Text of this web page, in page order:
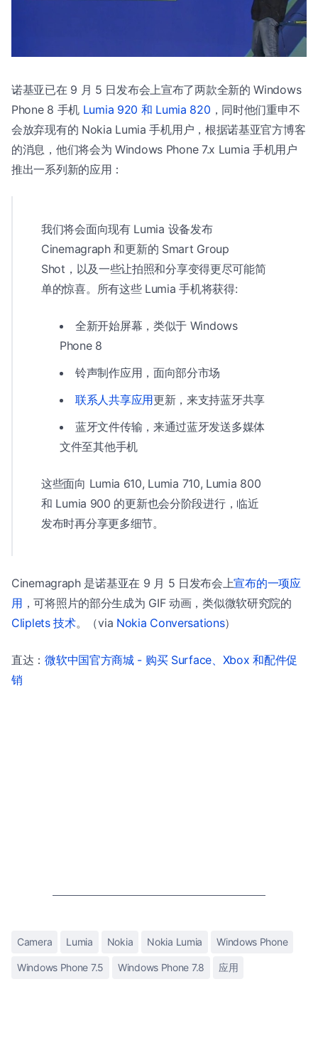
诺基亚已在 9 月 5 日发布会上宣布了两款全新的 Windows
Phone 8 手机 Lumia 920 和 Lumia 820 ，同时他们重申不
会放弃现有的 Nokia Lumia 手机用户，根据诺基亚官方博客
的消息，他们将会为 Windows Phone 7.x Lumia 手机用户
推出一系列新的应用：
我们将会面向现有 Lumia 设备发布
Cinemagraph 和更新的 Smart Group
Shot，以及一些让拍照和分享变得更尽可能简
单的惊喜。所有这些 Lumia 手机将获得:
全新开始屏幕，类似于 Windows
Phone 8
铃声制作应用，面向部分市场
联系人共享应用更新，来支持蓝牙共享
蓝牙文件传输，来通过蓝牙发送多媒体
文件至其他手机
这些面向 Lumia 610, Lumia 710, Lumia 800
和 Lumia 900 的更新也会分阶段进行，临近
发布时再分享更多细节。
Cinemagraph 是诺基亚在 9 月 5 日发布会上宣布的一项应
用 ，可将照片的部分生成为 GIF 动画，类似微软研究院的
Cliplets 技术。（via Nokia Conversations）
直达：微软中国官方商城 - 购买 Surface、Xbox 和配件促
销
Camera Lumia Nokia Nokia Lumia Windows Phone
Windows Phone 7.5 Windows Phone 7.8 应用